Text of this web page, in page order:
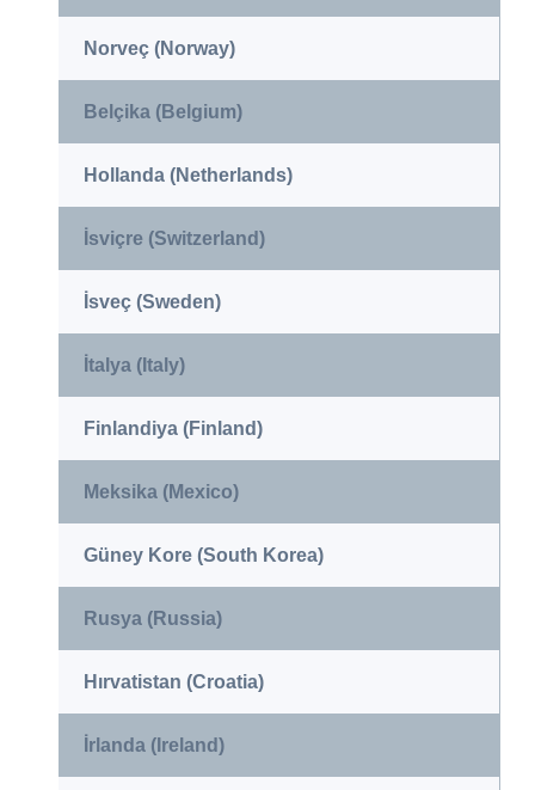
Norveç (Norway)
Belçika (Belgium)
Hollanda (Netherlands)
İsviçre (Switzerland)
İsveç (Sweden)
İtalya (Italy)
Finlandiya (Finland)
Meksika (Mexico)
Güney Kore (South Korea)
Rusya (Russia)
Hırvatistan (Croatia)
İrlanda (Ireland)